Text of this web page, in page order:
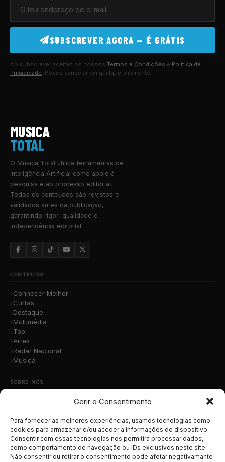
Gerir o Consentimento
Para fornecer as melhores experiências, usamos tecnologias como
cookies para armazenar e/ou aceder a informações do dispositivo.
Consentir com essas tecnologias nos permitirá processar dados,
como comportamento de navegação ou IDs exclusivos neste site.
Não consentir ou retirar o consentimento pode afetar negativamante
SUBSCREVER AGORA — É GRÁTIS
Ao subscrever aceitas os nossos Termos e Condições e Política de
Privacidade . Podes cancelar em qualquer momento.
MUSICA
TOTAL
O Música Total utiliza ferramentas de
Inteligência Artificial como apoio à
pesquisa e ao processo editorial.
Todos os conteúdos são revistos e
validados antes da publicação,
garantindo rigor, qualidade e
independência editorial.
CONTEÚDO
Conhecer Melhor
Curtas
Destaque
Multimédia
Top
Artes
Radar Nacional
Musica
SOBRE NÓS
Contacto
Submete a Tua Música
Publicidade
Apoiar o Projeto